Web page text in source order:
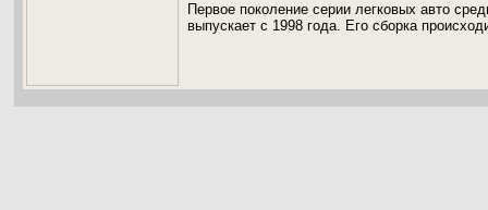
Первое поколение серии легковых авто
выпускает с 1998 года. Его сборка